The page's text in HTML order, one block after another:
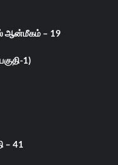
ஆன்மீகம் – 19
1)
– 41